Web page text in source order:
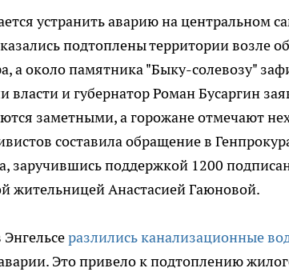
устранить аварию на центральном
подтоплены территории возле
а около памятника "Быку-солевозу"
власти и губернатор Роман Бусаргин
заметными, а горожане отмечают
составила обращение в
заручившись поддержкой 1200
жительницей Анастасией Гаюновой.
разлились канализационные
Это привело к подтоплению